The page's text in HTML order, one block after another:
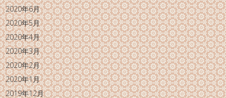
2020年6月
2020年5月
2020年4月
2020年3月
2020年2月
2020年1月
2019年12月